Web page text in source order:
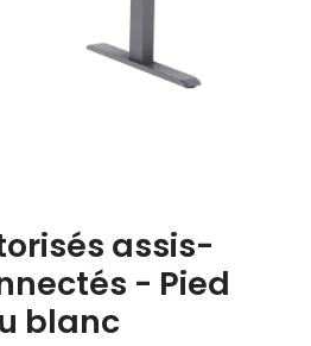
assis-
- Pied
blanc